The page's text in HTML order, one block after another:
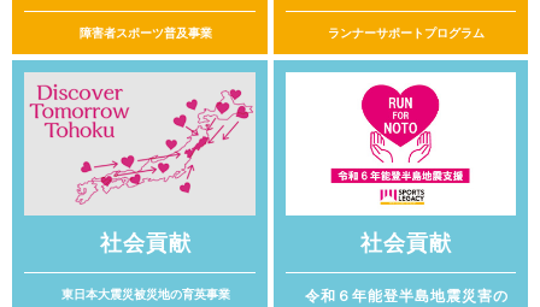
障害者スポーツ普及事業 ランナーサポートプログラム
社会貢献
東日本大震災被災地の育英事業
社会貢献
令和６年能登半島地震災害の